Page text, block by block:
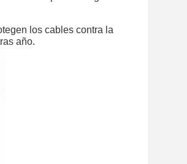
los cables contra la
año.